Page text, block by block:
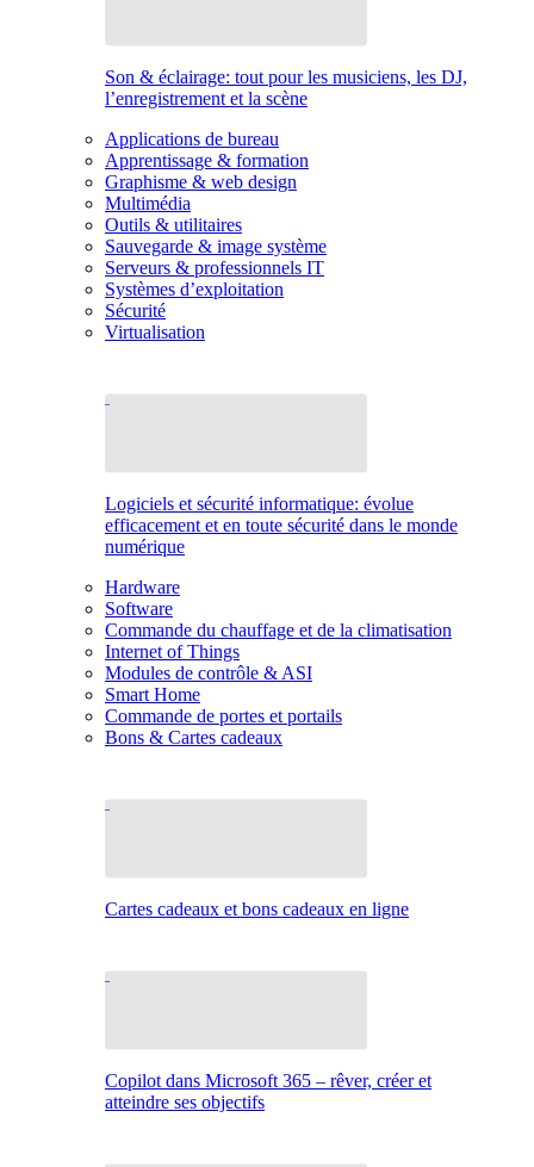
Son & éclairage: tout pour les musiciens, les DJ,
l’enregistrement et la scène
Applications de bureau
Apprentissage & formation
Graphisme & web design
Multimédia
Outils & utilitaires
Sauvegarde & image système
Serveurs & professionnels IT
Systèmes d’exploitation
Sécurité
Virtualisation
Logiciels et sécurité informatique: évolue
efficacement et en toute sécurité dans le monde
numérique
Hardware
Software
Commande du chauffage et de la climatisation
Internet of Things
Modules de contrôle & ASI
Smart Home
Commande de portes et portails
Bons & Cartes cadeaux
Cartes cadeaux et bons cadeaux en ligne
Copilot dans Microsoft 365 – rêver, créer et
atteindre ses objectifs